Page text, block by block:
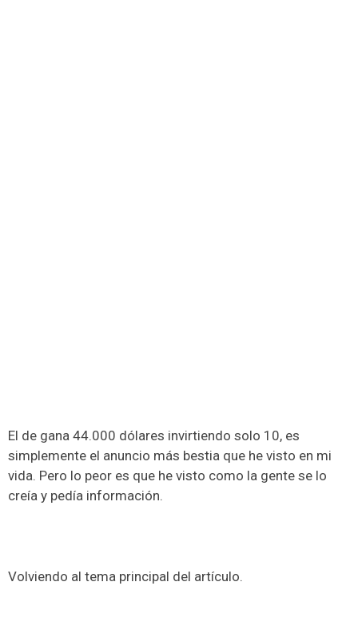
El de gana 44.000 dólares invirtiendo solo 10, es
simplemente el anuncio más bestia que he visto en mi
vida. Pero lo peor es que he visto como la gente se lo
creía y pedía información.
Volviendo al tema principal del artículo.